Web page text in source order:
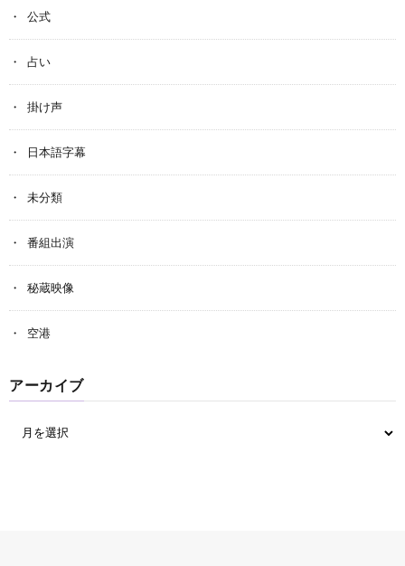
公式
占い
掛け声
日本語字幕
未分類
番組出演
秘蔵映像
空港
アーカイブ